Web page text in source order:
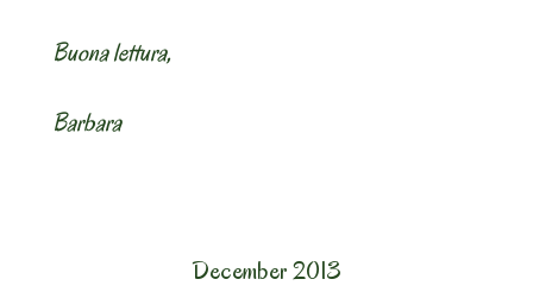
Buona lettura,
Barbara
December 2013